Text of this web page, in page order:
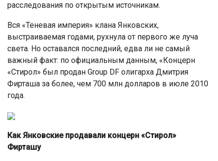
расследования по открытым источникам.
Вся «Теневая империя» клана Янковских,
выстраиваемая годами, рухнула от первого же луча
света. Но оставался последний, едва ли не самый
важный факт: по официальным данным, «Концерн
«Стирол» был продан Group DF олигарха Дмитрия
Фирташа за более, чем 700 млн долларов в июле 2010
года.
Как Янковские продавали концерн «Стирол»
Фирташу